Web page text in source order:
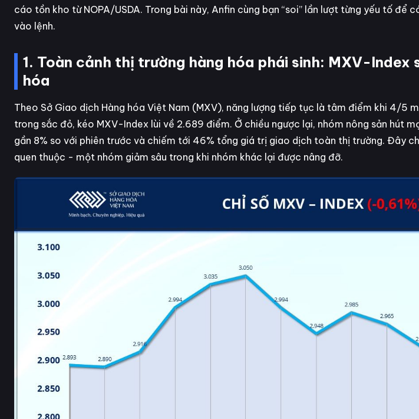
cáo tồn kho từ NOPA/USDA. Trong bài này, Anfin cùng bạn “soi” lần lượt từng yếu tố để
vào lệnh.
1. Toàn cảnh thị trường hàng hóa phái sinh: MXV-Index
hóa
Theo Sở Giao dịch Hàng hóa Việt Nam (MXV), năng lượng tiếp tục là tâm điểm khi 4/5
trong sắc đỏ, kéo MXV-Index lùi về 2.689 điểm. Ở chiều ngược lại, nhóm nông sản hút
gần 8% so với phiên trước và chiếm tới 46% tổng giá trị giao dịch toàn thị trường. Đây
quen thuộc - một nhóm giảm sâu trong khi nhóm khác lại được nâng đỡ.